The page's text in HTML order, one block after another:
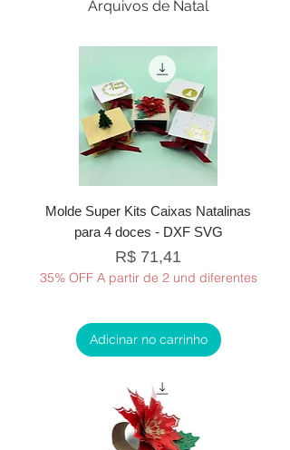
Arquivos de Natal
Molde Super Kits Caixas Natalinas
para 4 doces - DXF SVG
Preço
R$ 71,41
35% OFF A partir de 2 und diferentes
Adicinar no carrinho